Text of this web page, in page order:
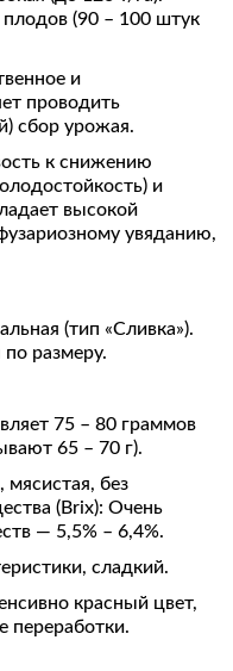
(90 – 100 штук
и
проводить
сбор урожая.
к снижению
и
высокой
увяданию,
(тип «Сливка»).
размеру.
75 – 80 граммов
65 – 70 г).
мясистая, без
(Brix): Очень
— 5,5% – 6,4%.
сладкий.
красный цвет,
переработки.